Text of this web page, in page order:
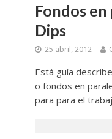
Fondos
Dips
25 abril, 2012
Está guía
o fondos en
para para el